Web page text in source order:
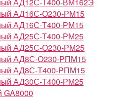
АД16С-О230-РМ15
АД16С-Т400-РМ15
АД25С-Т400-РМ25
АД25С-О230-РМ25
АД8С-О230-РПМ15
АД8С-Т400-РПМ15
АД30С-Т400-РМ25
GA8000